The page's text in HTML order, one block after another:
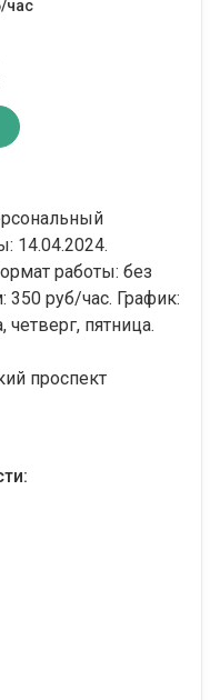
час
14.04.2024.
работы: без
руб/час. График:
пятница.
проспект